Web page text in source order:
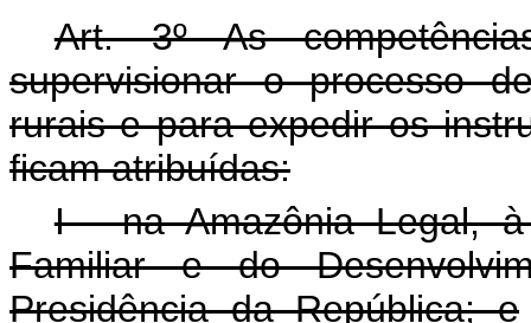
Art. 3º As
supervisionar o processo
rurais e para expedir os
ficam atribuídas:
I - na Amazônia Legal, à
Familiar e do
Presidência da República; e